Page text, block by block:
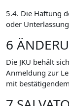
5.4. Die Haftung
oder
6
Die JKU behält
Anmeldung zur
mit